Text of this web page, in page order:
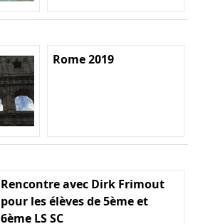
Rome 2019
Rencontre avec Dirk Frimout
pour les élèves de 5ème et
6ème LS SC